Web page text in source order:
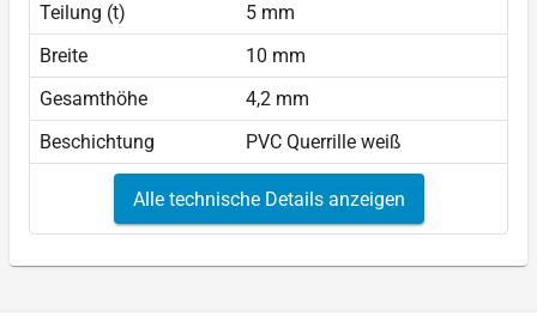
Teilung (t)
5 mm
Breite
10 mm
Gesamthöhe
4,2 mm
Beschichtung
PVC Querrille weiß
Alle technische Details anzeigen